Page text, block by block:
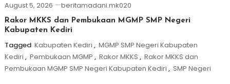
August 5, 2026 beritamadani.mk020
Rakor MKKS dan Pembukaan MGMP SMP Negeri
Kabupaten Kediri
Tagged Kabupaten Kediri , MGMP SMP Negeri Kabupaten
Kediri , Pembukaan MGMP , Rakor MKKS , Rakor MKKS dan
Pembukaan MGMP SMP Negeri Kabupaten Kediri , SMP Negeri